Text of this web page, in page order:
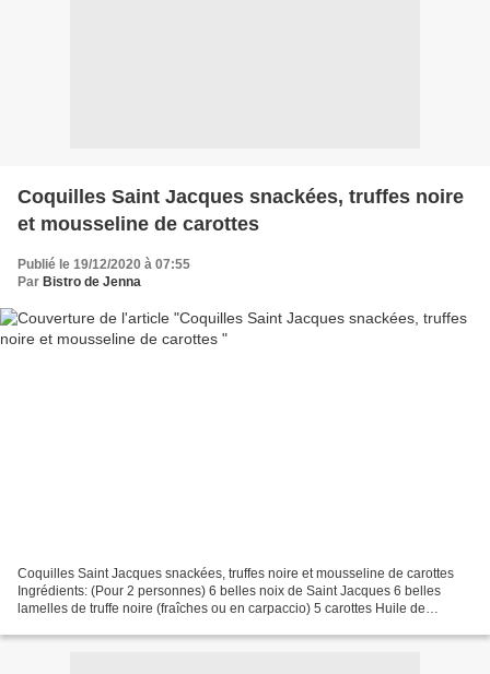
Coquilles Saint Jacques snackées, truffes noire
et mousseline de carottes
Publié le 19/12/2020 à 07:55
Par Bistro de Jenna
Coquilles Saint Jacques snackées, truffes noire et mousseline de carottes
Ingrédients: (Pour 2 personnes) 6 belles noix de Saint Jacques 6 belles
lamelles de truffe noire (fraîches ou en carpaccio) 5 carottes Huile de